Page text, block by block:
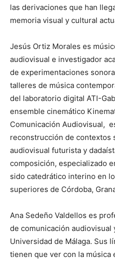
las derivaciones que han
memoria visual y cultural
Jesús Ortiz Morales es
audiovisual e investigador
de experimentaciones
talleres de música
del laboratorio digital ATI-
ensemble cinemático
Comunicación Audiovisual,
reconstrucción de contextos
audiovisual futurista y
composición, especializado
sido catedrático interino en
superiores de Córdoba,
Ana Sedeño Valdellos es
de comunicación audiovisual
Universidad de Málaga. Sus
tienen que ver con la música